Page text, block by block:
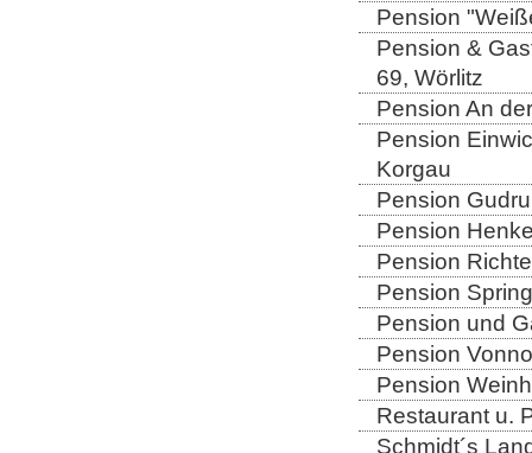
Pension
Pension &
69, Wörlitz
Pension An
Pension
Korgau
Pension
Pension
Pension
Pension
Pension und
Pension
Pension
Restaurant u.
Schmidt´s